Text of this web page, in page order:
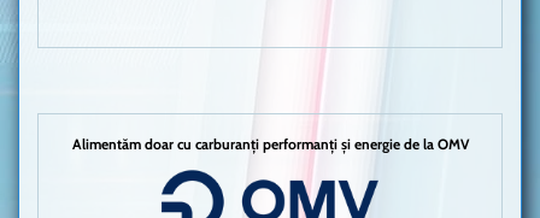
Alimentăm doar cu carburanți performanți și energie de la OMV